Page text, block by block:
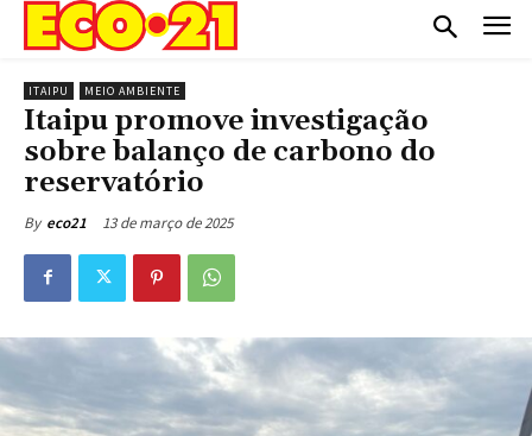
ITAIPU MEIO AMBIENTE
Itaipu promove investigação
sobre balanço de carbono do
reservatório
By eco21 13 de março de 2025